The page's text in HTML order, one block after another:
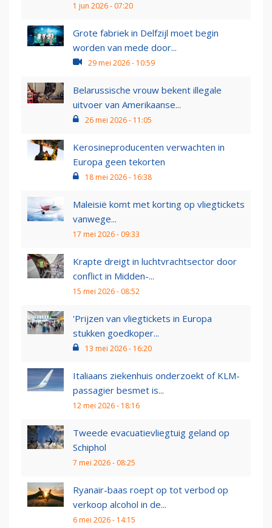
1 jun 2026 - 07:20
Grote fabriek in Delfzijl moet begin
worden van mede door...
29 mei 2026 - 10:59
Belarussische vrouw bekent illegale
uitvoer van Amerikaanse...
26 mei 2026 - 11:05
Kerosineproducenten verwachten in
Europa geen tekorten
18 mei 2026 - 16:38
Maleisië komt met korting op vliegtickets
vanwege...
17 mei 2026 - 09:33
Krapte dreigt in luchtvrachtsector door
conflict in Midden-...
15 mei 2026 - 08:52
'Prijzen van vliegtickets in Europa
stukken goedkoper...
13 mei 2026 - 16:20
Italiaans ziekenhuis onderzoekt of KLM-
passagier besmet is...
12 mei 2026 - 18:16
Tweede evacuatievliegtuig geland op
Schiphol
7 mei 2026 - 08:25
Ryanair-baas roept op tot verbod op
verkoop alcohol in de...
6 mei 2026 - 14:15